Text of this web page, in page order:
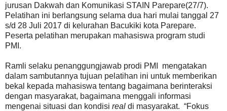
jurusan Dakwah dan Komunikasi STAIN Parepare(27/7).
Pelatihan ini berlangsung selama dua hari mulai tanggal 27
s/d 28 Juli 2017 di kelurahan Bacukiki kota Parepare.
Peserta pelatihan merupakan mahasiswa program studi
PMI.
Ramli selaku penanggungjawab prodi PMI mengatakan
dalam sambutannya tujuan pelatihan ini untuk memberikan
bekal kepada mahasiswa tentang bagaimana berinteraksi
dengan masyarakat, bagaimana menggali informasi
mengenai situasi dan kondisi real di masyarakat. “Fokus